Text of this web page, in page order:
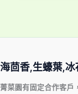
海茴香,生蠔葉,冰
菁菜園有固定合作客戶